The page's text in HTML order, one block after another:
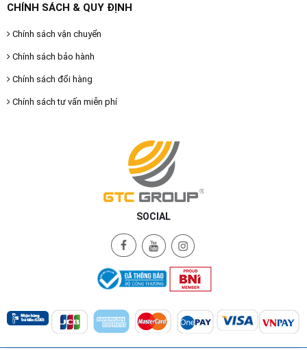
CHÍNH SÁCH & QUY ĐỊNH
Chính sách vận chuyển
Chính sách bảo hành
Chính sách đổi hàng
Chính sách tư vấn miễn phí
SOCIAL